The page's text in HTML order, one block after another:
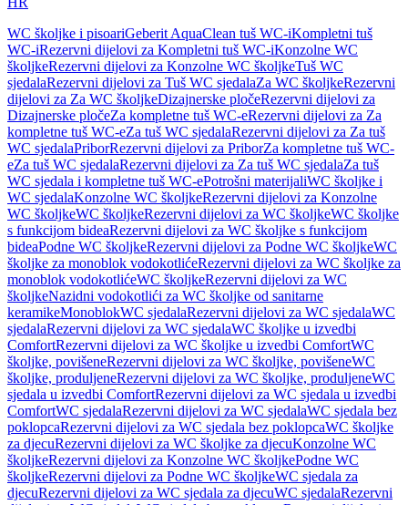
WC školjke i pisoariGeberit AquaClean tuš WC-iKompletni tuš
WC-iRezervni dijelovi za Kompletni tuš WC-iKonzolne WC
školjkeRezervni dijelovi za Konzolne WC školjkeTuš WC
sjedalaRezervni dijelovi za Tuš WC sjedalaZa WC školjkeRezervni
dijelovi za Za WC školjkeDizajnerske pločeRezervni dijelovi za
Dizajnerske pločeZa kompletne tuš WC-eRezervni dijelovi za Za
kompletne tuš WC-eZa tuš WC sjedalaRezervni dijelovi za Za tuš
WC sjedalaPriborRezervni dijelovi za PriborZa kompletne tuš WC-
eZa tuš WC sjedalaRezervni dijelovi za Za tuš WC sjedalaZa tuš
WC sjedala i kompletne tuš WC-ePotrošni materijaliWC školjke i
WC sjedalaKonzolne WC školjkeRezervni dijelovi za Konzolne
WC školjkeWC školjkeRezervni dijelovi za WC školjkeWC školjke
s funkcijom bideaRezervni dijelovi za WC školjke s funkcijom
bideaPodne WC školjkeRezervni dijelovi za Podne WC školjkeWC
školjke za monoblok vodokotlićeRezervni dijelovi za WC školjke za
monoblok vodokotlićeWC školjkeRezervni dijelovi za WC
školjkeNazidni vodokotlići za WC školjke od sanitarne
keramikeMonoblokWC sjedalaRezervni dijelovi za WC sjedalaWC
sjedalaRezervni dijelovi za WC sjedalaWC školjke u izvedbi
ComfortRezervni dijelovi za WC školjke u izvedbi ComfortWC
školjke, povišeneRezervni dijelovi za WC školjke, povišeneWC
školjke, produljeneRezervni dijelovi za WC školjke, produljeneWC
sjedala u izvedbi ComfortRezervni dijelovi za WC sjedala u izvedbi
ComfortWC sjedalaRezervni dijelovi za WC sjedalaWC sjedala bez
poklopcaRezervni dijelovi za WC sjedala bez poklopcaWC školjke
za djecuRezervni dijelovi za WC školjke za djecuKonzolne WC
školjkeRezervni dijelovi za Konzolne WC školjkePodne WC
školjkeRezervni dijelovi za Podne WC školjkeWC sjedala za
djecuRezervni dijelovi za WC sjedala za djecuWC sjedalaRezervni